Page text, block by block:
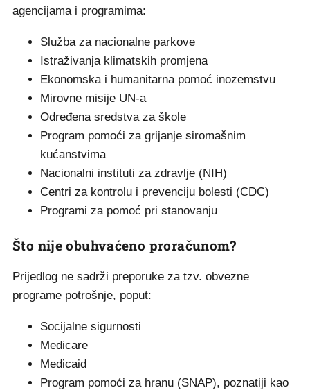
agencijama i programima:
Služba za nacionalne parkove
Istraživanja klimatskih promjena
Ekonomska i humanitarna pomoć inozemstvu
Mirovne misije UN-a
Određena sredstva za škole
Program pomoći za grijanje siromašnim
kućanstvima
Nacionalni instituti za zdravlje (NIH)
Centri za kontrolu i prevenciju bolesti (CDC)
Programi za pomoć pri stanovanju
Što nije obuhvaćeno proračunom?
Prijedlog ne sadrži preporuke za tzv. obvezne
programe potrošnje, poput:
Socijalne sigurnosti
Medicare
Medicaid
Program pomoći za hranu (SNAP), poznatiji kao